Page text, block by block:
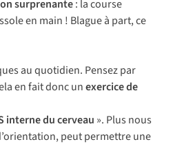
surprenante: la course
en main ! Blague à part, ce
au quotidien. Pensez par
en fait donc unexercice de
interne du cerveau ». Plus nous
peut permettre une